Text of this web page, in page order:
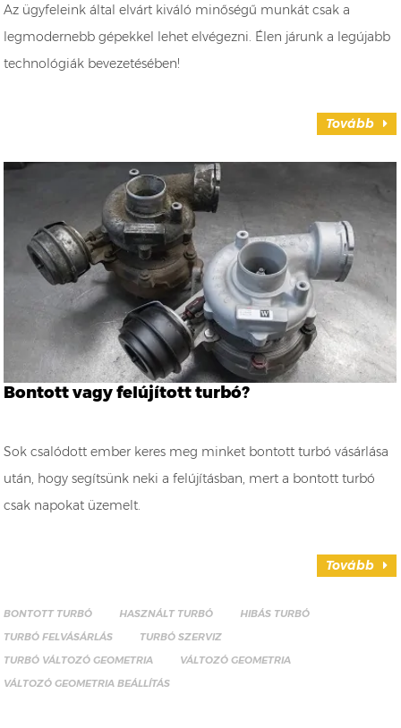
Az ügyfeleink által elvárt kiváló minőségű munkát csak a
legmodernebb gépekkel lehet elvégezni. Élen járunk a legújabb
technológiák bevezetésében!
Tovább
Bontott vagy felújított turbó?
Sok csalódott ember keres meg minket bontott turbó vásárlása
után, hogy segítsünk neki a felújításban, mert a bontott turbó
csak napokat üzemelt.
Tovább
BONTOTT TURBÓ HASZNÁLT TURBÓ
HIBÁS TURBÓ
TURBÓ FELVÁSÁRLÁS
TURBÓ SZERVIZ
TURBÓ VÁLTOZÓ GEOMETRIA
VÁLTOZÓ GEOMETRIA
VÁLTOZÓ GEOMETRIA BEÁLLÍTÁS